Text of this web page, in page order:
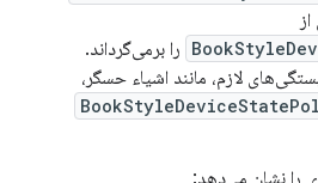
را برمی‌گرداند.
لازم، مانند اشیاء حسگر،